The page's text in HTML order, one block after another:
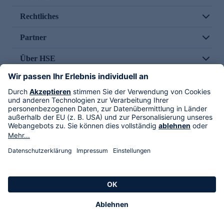
Rechtliches
Partner
Über HSE
Im TV
HSE International